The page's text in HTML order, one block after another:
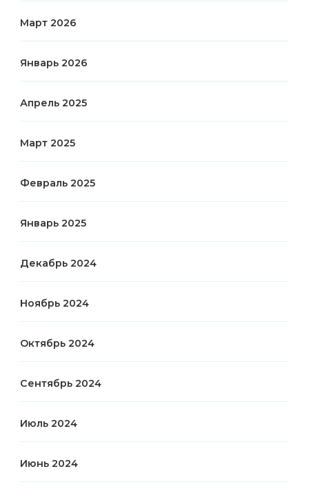
Март 2026
Январь 2026
Апрель 2025
Март 2025
Февраль 2025
Январь 2025
Декабрь 2024
Ноябрь 2024
Октябрь 2024
Сентябрь 2024
Июль 2024
Июнь 2024